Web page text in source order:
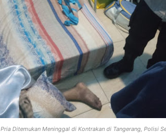
Pria Ditemukan Meninggal di Kontrakan di Tangerang, Polisi